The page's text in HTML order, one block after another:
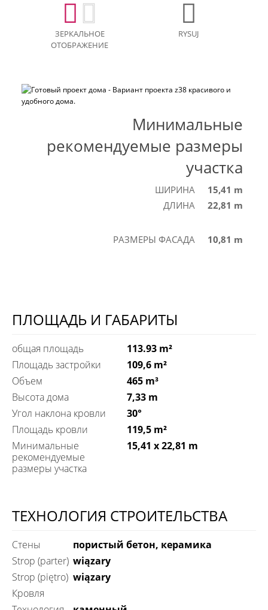
ЗЕРКАЛЬНОЕ
ОТОБРАЖЕНИЕ
RYSUJ
Минимальные
рекомендуемые размеры
участка
ШИРИНА
15,41 m
ДЛИНА
22,81 m
РАЗМЕРЫ ФАСАДА 10,81 m
ПЛОЩАДЬ И ГАБАРИТЫ
общая площадь
113.93 m²
Площадь застройки
109,6 m²
Объем
465 m³
Высота дома
7,33 m
Угол наклона кровли
30°
Площадь кровли
119,5 m²
Минимальные
рекомендуемые
размеры участка
15,41 x 22,81 m
ТЕХНОЛОГИЯ СТРОИТЕЛЬСТВА
Стены
пористый бетон, керамика
Strop (parter) wiązary
Strop (piętro) wiązary
Кровля